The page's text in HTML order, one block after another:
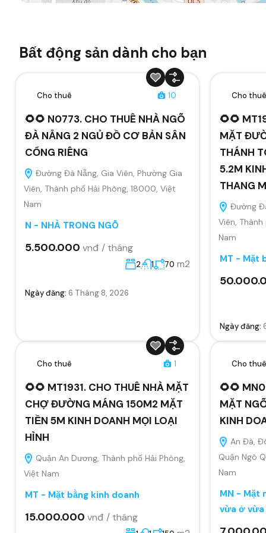
Bất động sản dành cho bạn
Cho thuê 10
🌻🌻 N0773. CHO THUÊ NHÀ NGÕ
ĐÀ NẴNG 2 NGỦ ĐỒ CƠ BẢN SÂN
CỔNG RIÊNG
Đường Đà Nẵng, Gia Viên, Phường Gia
Viên, Thành phố Hải Phòng, 18000, Việt
Nam
N - NHÀ TRONG NGÕ
5.500.000 vnđ / tháng
2 1 70 m2
Ngày đăng: 6 Tháng 8, 2026
Cho thuê
🌻🌻
MẶT
THÁNH
5.2M
THANG
Đường
Viên,
Nam
MT - Mặt
Ngày đăng:
Cho thuê 1
🌻🌻 MT1931. CHO THUÊ NHÀ MẶT
CHỢ ĐƯỜNG MÁNG 150M2 MẶT
TIỀN 5M KINH DOANH MỌI LOẠI
HÌNH
Quận An Dương, Thành phố Hải Phòng,
Việt Nam
MT - Mặt bằng kinh doanh
15.000.000 vnđ / tháng
Cho thuê
🌻🌻
MẶT
KINH
An Đà,
Quận Ngô
Nam
MN - Mặt
vừa ở